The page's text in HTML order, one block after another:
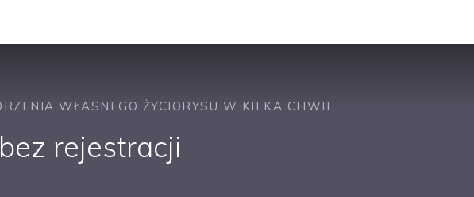
WŁASNEGO ŻYCIORYSU W KILKA CHWIL.
rejestracji